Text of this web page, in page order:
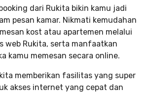
dari Rukita bikin kamu jadi
pesan kamar. Nikmati kemudahan
kost atau apartemen melalui
web Rukita, serta manfaatkan
kamu memesan secara online.
memberikan fasilitas yang super
akses internet yang cepat dan